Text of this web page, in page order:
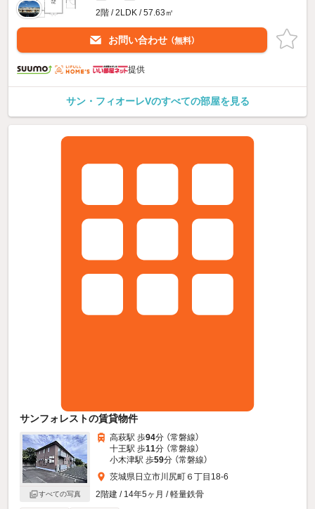
2階 / 2LDK / 57.63㎡
お問い合わせ （無料）
提供
サン・フィオーレVのすべての部屋を見る
サンフォレストの賃貸物件
すべての写真
高萩駅 歩94分 （常磐線）
十王駅 歩11分 （常磐線）
小木津駅 歩59分 （常磐線）
茨城県日立市川尻町６丁目18-6
2階建 / 14年5ヶ月 / 軽量鉄骨